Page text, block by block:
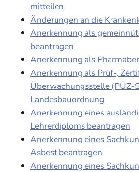
mitteilen
Änderungen an die
Anerkennung als
beantragen
Anerkennung als
Anerkennung als Prüf-,
Überwachungsstelle (PÜZ-
Landesbauordnung
Anerkennung eines
Lehrerdiploms beantragen
Anerkennung eines
Asbest beantragen
Anerkennung eines